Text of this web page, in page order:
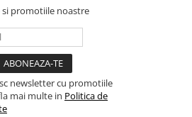
pentru umflare balonului
sau heliu.
de viața a balonului, evita expunerea
promotiile noastre
newsletter cu promotiile
mai multe in Politica de